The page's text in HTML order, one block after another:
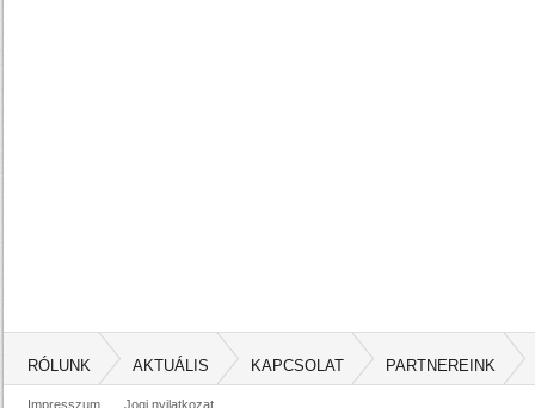
RÓLUNK AKTUÁLIS KAPCSOLAT PARTNEREINK
Impresszum Jogi nyilatkozat